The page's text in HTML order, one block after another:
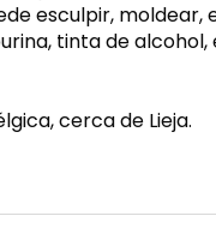
esculpir,
tinta de
cerca de Lieja.